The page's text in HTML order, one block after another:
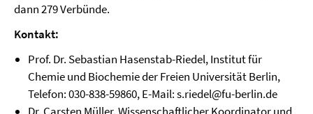
dann 279 Verbünde.
Kontakt:
Prof. Dr. Sebastian Hasenstab-Riedel, Institut für
Chemie und Biochemie der Freien Universität Berlin,
Telefon: 030-838-59860, E-Mail: s.riedel@fu-berlin.de